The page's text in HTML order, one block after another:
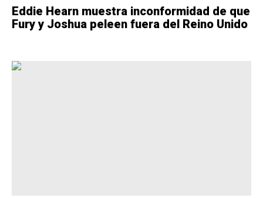
Eddie Hearn muestra inconformidad de que
Fury y Joshua peleen fuera del Reino Unido